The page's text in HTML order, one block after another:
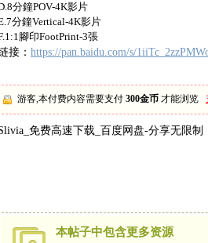
分鐘POV-4K影片
分鐘Vertical-4K影片
腳印FootPrint-3張
接： https://pan.baidu.com/s/
游客,本付费内容需要支付 300金币 才能浏览
免费高速下载_百度网盘-分享无限制
本帖子中包含更多资源